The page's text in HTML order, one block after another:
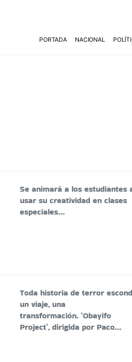
PORTADA NACIONAL
Se animará a los estudiantes
usar su creatividad en clases
especiales…
Toda historia de terror
un viaje, una
transformación. ‘Obayifo
Project’, dirigida por Paco…